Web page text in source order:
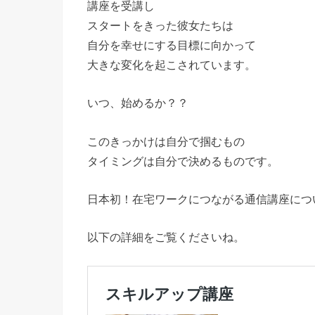
講座を受講し
スタートをきった彼女たちは
自分を幸せにする目標に向かって
大きな変化を起こされています。
いつ、始めるか？？
このきっかけは自分で掴むもの
タイミングは自分で決めるものです。
日本初！在宅ワークにつながる通信講座に
以下の詳細をご覧くださいね。